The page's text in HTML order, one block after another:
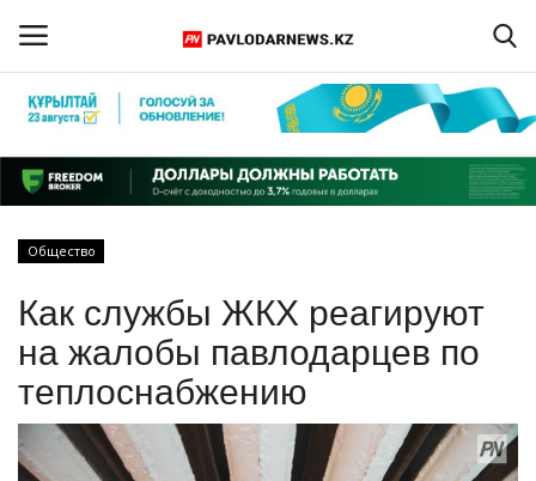
Регистрация
Главная
ПАВЛОДАРСКАЯ ОБЛАСТЬ
КАЗАХСТАН
МИР
Общество
Как службы ЖКХ реагируют
на жалобы павлодарцев по
теплоснабжению